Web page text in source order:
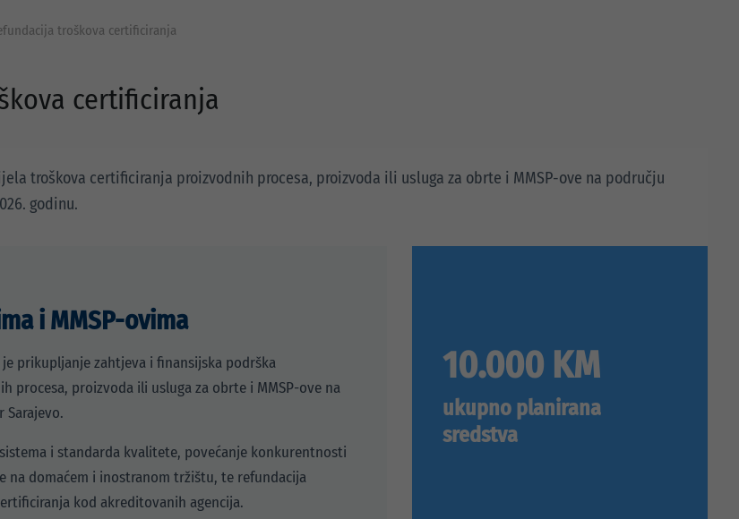
troškova certificiranja
certificiranja
troškova certificiranja proizvodnih procesa, proizvoda ili usluga za obrte i MMSP-ove na području
godinu.
i MMSP-ovima
prikupljanje zahtjeva i finansijska podrška
procesa, proizvoda ili usluga za obrte i MMSP-ove na
Sarajevo.
i standarda kvalitete, povećanje konkurentnosti
na domaćem i inostranom tržištu, te refundacija
kod akreditovanih agencija.
10.000 KM
ukupno planirana
sredstva